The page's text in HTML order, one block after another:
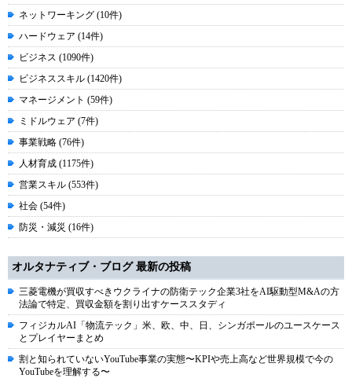
ネットワーキング (10件)
ハードウェア (14件)
ビジネス (1090件)
ビジネススキル (1420件)
マネージメント (59件)
ミドルウェア (7件)
事業戦略 (76件)
人材育成 (1175件)
営業スキル (553件)
社会 (54件)
防災・減災 (16件)
オルタナティブ・ブログ 最新の投稿
三菱電機が買収すべきウクライナの防衛テック企業3社をAI駆動型M&Aの方
法論で特定、買収金額を割り出すケーススタディ
フィジカルAI「物流テック」米、欧、中、日、シンガポールのユースケース
とプレイヤーまとめ
割と知られていないYouTube事業の実態〜KPIや売上高など世界規模で今の
YouTubeを理解する〜